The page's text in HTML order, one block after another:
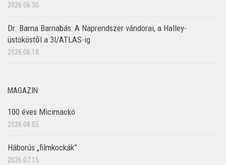
2026.06.30.
Dr. Barna Barnabás: A Naprendszer vándorai, a Halley-
üstököstől a 3I/ATLAS-ig
2026.06.18.
MAGAZIN
100 éves Micimackó
2026.08.05.
Háborús „filmkockák”
2026.07.15.